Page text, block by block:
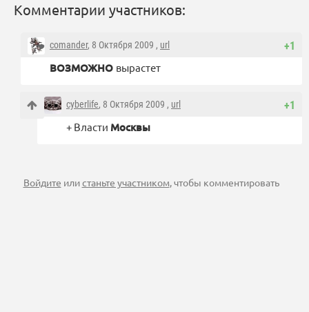
Комментарии участников:
+1
comander, 8 Октября 2009 , url
ВОЗМОЖНО вырастет
+1
cyberlife, 8 Октября 2009 , url
+ Власти Москвы
Войдите илистаньте участником, чтобы комментировать